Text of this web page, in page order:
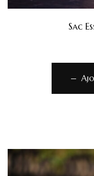
Sac